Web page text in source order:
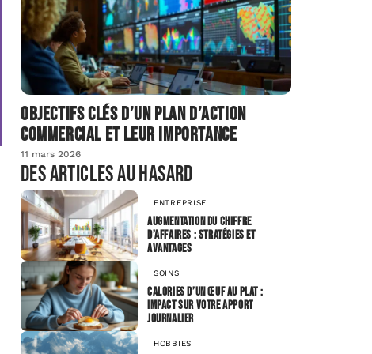
Objectifs clés d’un plan d’action
commercial et leur importance
11 mars 2026
Des articles au hasard
ENTREPRISE
Augmentation du chiffre
d’affaires : stratégies et
avantages
SOINS
Calories d’un œuf au plat :
impact sur votre apport
journalier
HOBBIES